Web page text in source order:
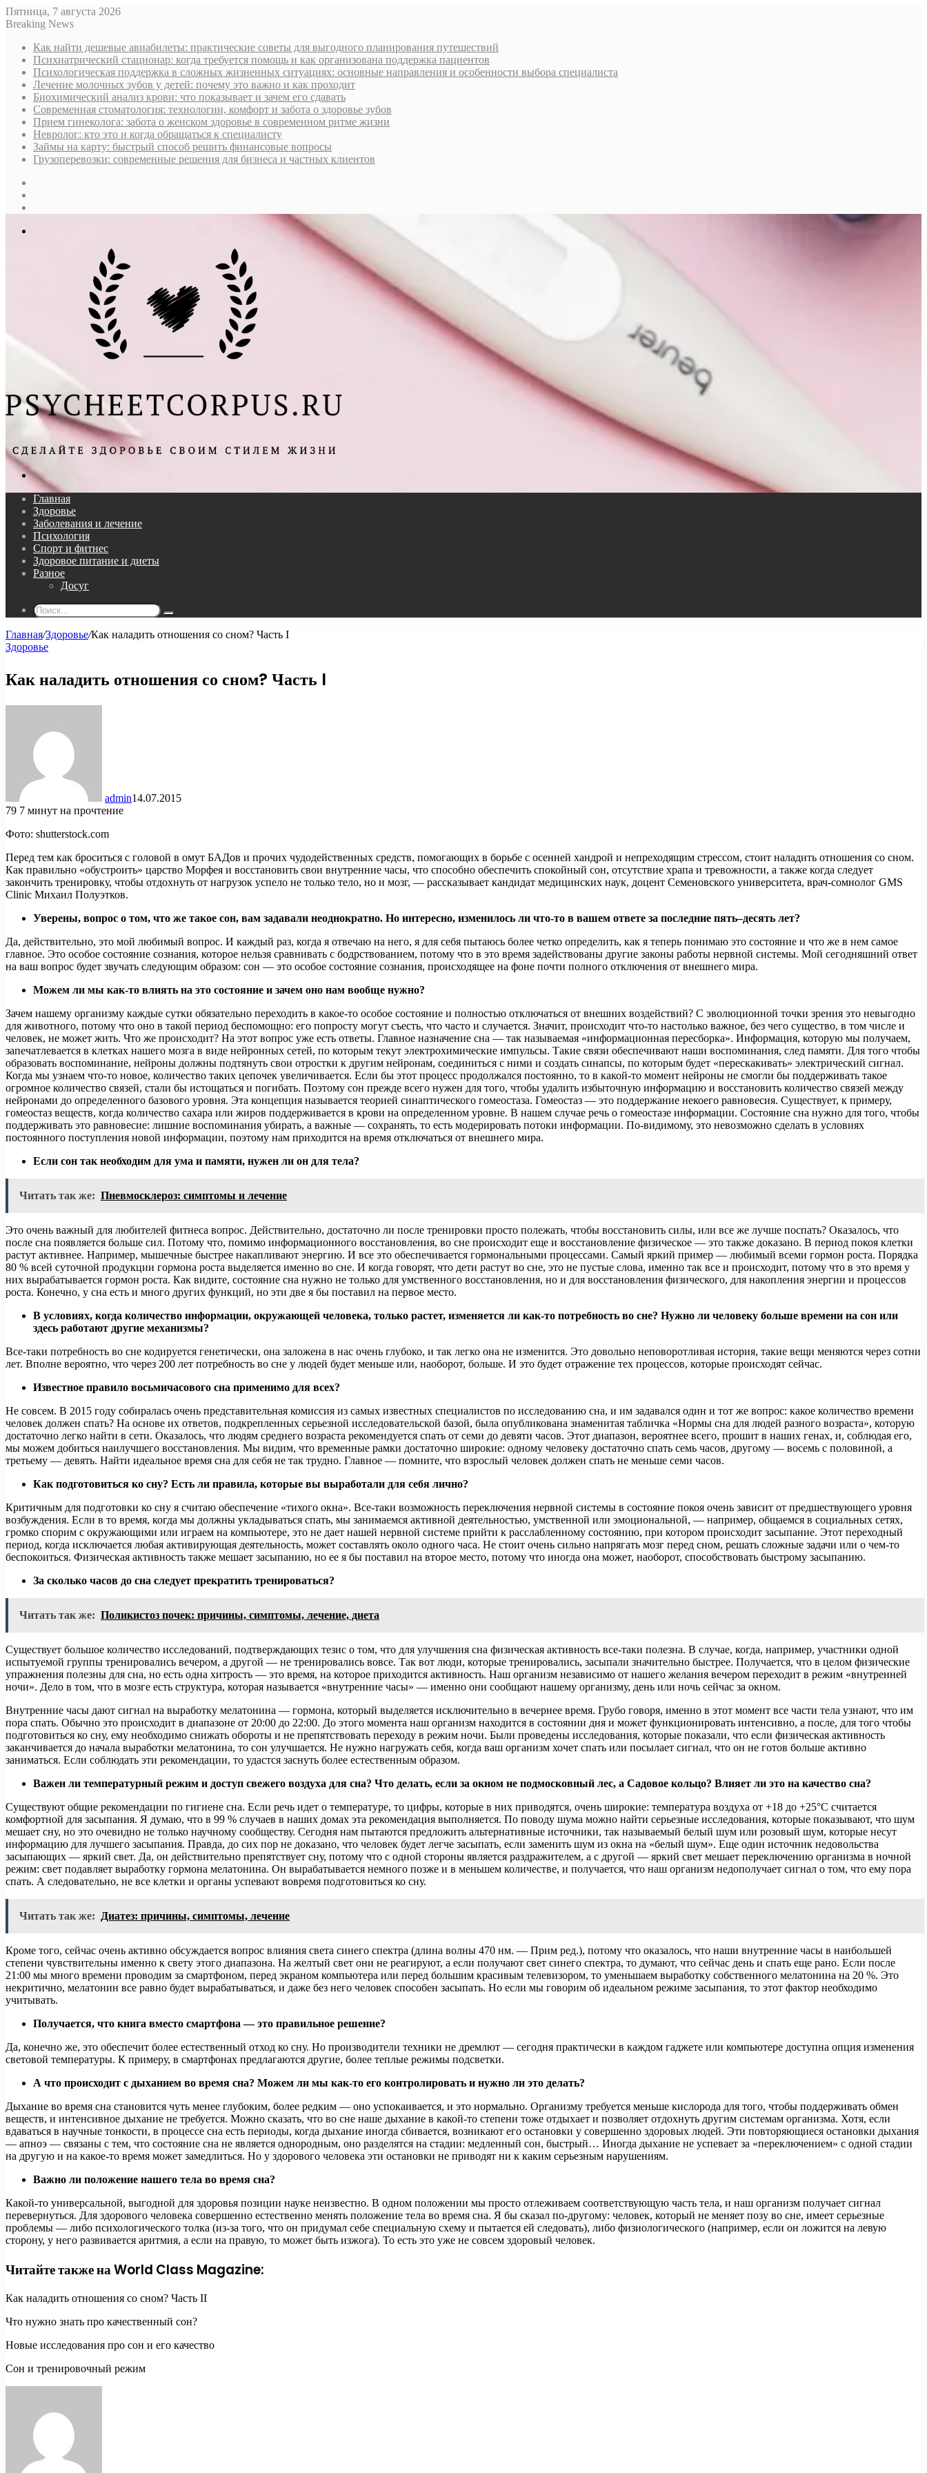
Пятница, 7 августа 2026
Breaking News
Как найти дешевые авиабилеты: практические советы для выгодного планирования путешествий
Психиатрический стационар: когда требуется помощь и как организована поддержка пациентов
Психологическая поддержка в сложных жизненных ситуациях: основные направления и особенности выбора специалиста
Лечение молочных зубов у детей: почему это важно и как проходит
Биохимический анализ крови: что показывает и зачем его сдавать
Современная стоматология: технологии, комфорт и забота о здоровье зубов
Прием гинеколога: забота о женском здоровье в современном ритме жизни
Невролог: кто это и когда обращаться к специалисту
Займы на карту: быстрый способ решить финансовые вопросы
Грузоперевозки: современные решения для бизнеса и частных клиентов
Поиск...
Главная
Здоровье
Заболевания и лечение
Психология
Спорт и фитнес
Здоровое питание и диеты
Разное
Досуг
Поиск...
Главная/Здоровье/Как наладить отношения со сном? Часть I
Здоровье
Как наладить отношения со сном? Часть I
admin14.07.2015
79 7 минут на прочтение
Фото: shutterstock.com
Перед тем как броситься с головой в омут БАДов и прочих чудодейственных средств, помогающих в борьбе с осенней хандрой и непреходящим стрессом, стоит наладить отношения со сном.
Как правильно «обустроить» царство Морфея и восстановить свои внутренние часы, что способно обеспечить спокойный сон, отсутствие храпа и тревожности, а также когда следует
закончить тренировку, чтобы отдохнуть от нагрузок успело не только тело, но и мозг, — рассказывает кандидат медицинских наук, доцент Семеновского университета, врач-сомнолог GMS
Clinic Михаил Полуэтков.
Уверены, вопрос о том, что же такое сон, вам задавали неоднократно. Но интересно, изменилось ли что-то в вашем ответе за последние пять–десять лет?
Да, действительно, это мой любимый вопрос. И каждый раз, когда я отвечаю на него, я для себя пытаюсь более четко определить, как я теперь понимаю это состояние и что же в нем самое
главное. Это особое состояние сознания, которое нельзя сравнивать с бодрствованием, потому что в это время задействованы другие законы работы нервной системы. Мой сегодняшний ответ
на ваш вопрос будет звучать следующим образом: сон — это особое состояние сознания, происходящее на фоне почти полного отключения от внешнего мира.
Можем ли мы как-то влиять на это состояние и зачем оно нам вообще нужно?
Зачем нашему организму каждые сутки обязательно переходить в какое-то особое состояние и полностью отключаться от внешних воздействий? С эволюционной точки зрения это невыгодно
для животного, потому что оно в такой период беспомощно: его попросту могут съесть, что часто и случается. Значит, происходит что-то настолько важное, без чего существо, в том числе и
человек, не может жить. Что же происходит? На этот вопрос уже есть ответы. Главное назначение сна — так называемая «информационная пересборка». Информация, которую мы получаем,
запечатлевается в клетках нашего мозга в виде нейронных сетей, по которым текут электрохимические импульсы. Такие связи обеспечивают наши воспоминания, след памяти. Для того чтобы
образовать воспоминание, нейроны должны подтянуть свои отростки к другим нейронам, соединиться с ними и создать синапсы, по которым будет «перескакивать» электрический сигнал.
Когда мы узнаем что-то новое, количество таких цепочек увеличивается. Если бы этот процесс продолжался постоянно, то в какой-то момент нейроны не смогли бы поддерживать такое
огромное количество связей, стали бы истощаться и погибать. Поэтому сон прежде всего нужен для того, чтобы удалить избыточную информацию и восстановить количество связей между
нейронами до определенного базового уровня. Эта концепция называется теорией синаптического гомеостаза. Гомеостаз — это поддержание некоего равновесия. Существует, к примеру,
гомеостаз веществ, когда количество сахара или жиров поддерживается в крови на определенном уровне. В нашем случае речь о гомеостазе информации. Состояние сна нужно для того, чтобы
поддерживать это равновесие: лишние воспоминания убирать, а важные — сохранять, то есть модерировать потоки информации. По-видимому, это невозможно сделать в условиях
постоянного поступления новой информации, поэтому нам приходится на время отключаться от внешнего мира.
Если сон так необходим для ума и памяти, нужен ли он для тела?
Читать так же: Пневмосклероз: симптомы и лечение
Это очень важный для любителей фитнеса вопрос. Действительно, достаточно ли после тренировки просто полежать, чтобы восстановить силы, или все же лучше поспать? Оказалось, что
после сна появляется больше сил. Потому что, помимо информационного восстановления, во сне происходит еще и восстановление физическое — это также доказано. В период покоя клетки
растут активнее. Например, мышечные быстрее накапливают энергию. И все это обеспечивается гормональными процессами. Самый яркий пример — любимый всеми гормон роста. Порядка
80 % всей суточной продукции гормона роста выделяется именно во сне. И когда говорят, что дети растут во сне, это не пустые слова, именно так все и происходит, потому что в это время у
них вырабатывается гормон роста. Как видите, состояние сна нужно не только для умственного восстановления, но и для восстановления физического, для накопления энергии и процессов
роста. Конечно, у сна есть и много других функций, но эти две я бы поставил на первое место.
В условиях, когда количество информации, окружающей человека, только растет, изменяется ли как-то потребность во сне? Нужно ли человеку больше времени на сон или
здесь работают другие механизмы?
Все-таки потребность во сне кодируется генетически, она заложена в нас очень глубоко, и так легко она не изменится. Это довольно неповоротливая история, такие вещи меняются через сотни
лет. Вполне вероятно, что через 200 лет потребность во сне у людей будет меньше или, наоборот, больше. И это будет отражение тех процессов, которые происходят сейчас.
Известное правило восьмичасового сна применимо для всех?
Не совсем. В 2015 году собиралась очень представительная комиссия из самых известных специалистов по исследованию сна, и им задавался один и тот же вопрос: какое количество времени
человек должен спать? На основе их ответов, подкрепленных серьезной исследовательской базой, была опубликована знаменитая табличка «Нормы сна для людей разного возраста», которую
достаточно легко найти в сети. Оказалось, что людям среднего возраста рекомендуется спать от семи до девяти часов. Этот диапазон, вероятнее всего, прошит в наших генах, и, соблюдая его,
мы можем добиться наилучшего восстановления. Мы видим, что временные рамки достаточно широкие: одному человеку достаточно спать семь часов, другому — восемь с половиной, а
третьему — девять. Найти идеальное время сна для себя не так трудно. Главное — помните, что взрослый человек должен спать не меньше семи часов.
Как подготовиться ко сну? Есть ли правила, которые вы выработали для себя лично?
Критичным для подготовки ко сну я считаю обеспечение «тихого окна». Все-таки возможность переключения нервной системы в состояние покоя очень зависит от предшествующего уровня
возбуждения. Если в то время, когда мы должны укладываться спать, мы занимаемся активной деятельностью, умственной или эмоциональной, — например, общаемся в социальных сетях,
громко спорим с окружающими или играем на компьютере, это не дает нашей нервной системе прийти к расслабленному состоянию, при котором происходит засыпание. Этот переходный
период, когда исключается любая активирующая деятельность, может составлять около одного часа. Не стоит очень сильно напрягать мозг перед сном, решать сложные задачи или о чем-то
беспокоиться. Физическая активность также мешает засыпанию, но ее я бы поставил на второе место, потому что иногда она может, наоборот, способствовать быстрому засыпанию.
За сколько часов до сна следует прекратить тренироваться?
Читать так же: Поликистоз почек: причины, симптомы, лечение, диета
Существует большое количество исследований, подтверждающих тезис о том, что для улучшения сна физическая активность все-таки полезна. В случае, когда, например, участники одной
испытуемой группы тренировались вечером, а другой — не тренировались вовсе. Так вот люди, которые тренировались, засыпали значительно быстрее. Получается, что в целом физические
упражнения полезны для сна, но есть одна хитрость — это время, на которое приходится активность. Наш организм независимо от нашего желания вечером переходит в режим «внутренней
ночи». Дело в том, что в мозге есть структура, которая называется «внутренние часы» — именно они сообщают нашему организму, день или ночь сейчас за окном.
Внутренние часы дают сигнал на выработку мелатонина — гормона, который выделяется исключительно в вечернее время. Грубо говоря, именно в этот момент все части тела узнают, что им
пора спать. Обычно это происходит в диапазоне от 20:00 до 22:00. До этого момента наш организм находится в состоянии дня и может функционировать интенсивно, а после, для того чтобы
подготовиться ко сну, ему необходимо снижать обороты и не препятствовать переходу в режим ночи. Были проведены исследования, которые показали, что если физическая активность
заканчивается до начала выработки мелатонина, то сон улучшается. Не нужно нагружать себя, когда ваш организм хочет спать или посылает сигнал, что он не готов больше активно
заниматься. Если соблюдать эти рекомендации, то удастся заснуть более естественным образом.
Важен ли температурный режим и доступ свежего воздуха для сна? Что делать, если за окном не подмосковный лес, а Садовое кольцо? Влияет ли это на качество сна?
Существуют общие рекомендации по гигиене сна. Если речь идет о температуре, то цифры, которые в них приводятся, очень широкие: температура воздуха от +18 до +25°С считается
комфортной для засыпания. Я думаю, что в 99 % случаев в наших домах эта рекомендация выполняется. По поводу шума можно найти серьезные исследования, которые показывают, что шум
мешает сну, но это очевидно не только научному сообществу. Сегодня нам пытаются предложить альтернативные источники, так называемый белый шум или розовый шум, которые несут
информацию для лучшего засыпания. Правда, до сих пор не доказано, что человек будет легче засыпать, если заменить шум из окна на «белый шум». Еще один источник недовольства
засыпающих — яркий свет. Да, он действительно препятствует сну, потому что с одной стороны является раздражителем, а с другой — яркий свет мешает переключению организма в ночной
режим: свет подавляет выработку гормона мелатонина. Он вырабатывается немного позже и в меньшем количестве, и получается, что наш организм недополучает сигнал о том, что ему пора
спать. А следовательно, не все клетки и органы успевают вовремя подготовиться ко сну.
Читать так же: Диатез: причины, симптомы, лечение
Кроме того, сейчас очень активно обсуждается вопрос влияния света синего спектра (длина волны 470 нм. — Прим ред.), потому что оказалось, что наши внутренние часы в наибольшей
степени чувствительны именно к свету этого диапазона. На желтый свет они не реагируют, а если получают свет синего спектра, то думают, что сейчас день и спать еще рано. Если после
21:00 мы много времени проводим за смартфоном, перед экраном компьютера или перед большим красивым телевизором, то уменьшаем выработку собственного мелатонина на 20 %. Это
некритично, мелатонин все равно будет вырабатываться, и даже без него человек способен засыпать. Но если мы говорим об идеальном режиме засыпания, то этот фактор необходимо
учитывать.
Получается, что книга вместо смартфона — это правильное решение?
Да, конечно же, это обеспечит более естественный отход ко сну. Но производители техники не дремлют — сегодня практически в каждом гаджете или компьютере доступна опция изменения
световой температуры. К примеру, в смартфонах предлагаются другие, более теплые режимы подсветки.
А что происходит с дыханием во время сна? Можем ли мы как-то его контролировать и нужно ли это делать?
Дыхание во время сна становится чуть менее глубоким, более редким — оно успокаивается, и это нормально. Организму требуется меньше кислорода для того, чтобы поддерживать обмен
веществ, и интенсивное дыхание не требуется. Можно сказать, что во сне наше дыхание в какой-то степени тоже отдыхает и позволяет отдохнуть другим системам организма. Хотя, если
вдаваться в научные тонкости, в процессе сна есть периоды, когда дыхание иногда сбивается, возникают его остановки у совершенно здоровых людей. Эти повторяющиеся остановки дыхания
— апноэ — связаны с тем, что состояние сна не является однородным, оно разделятся на стадии: медленный сон, быстрый… Иногда дыхание не успевает за «переключением» с одной стадии
на другую и на какое-то время может замедлиться. Но у здорового человека эти остановки не приводят ни к каким серьезным нарушениям.
Важно ли положение нашего тела во время сна?
Какой-то универсальной, выгодной для здоровья позиции науке неизвестно. В одном положении мы просто отлеживаем соответствующую часть тела, и наш организм получает сигнал
перевернуться. Для здорового человека совершенно естественно менять положение тела во время сна. Я бы сказал по-другому: человек, который не меняет позу во сне, имеет серьезные
проблемы — либо психологического толка (из-за того, что он придумал себе специальную схему и пытается ей следовать), либо физиологического (например, если он ложится на левую
сторону, у него развивается аритмия, а если на правую, то может быть изжога). То есть это уже не совсем здоровый человек.
Читайте также на World Class Magazine:
Как наладить отношения со сном? Часть II
Что нужно знать про качественный сон?
Новые исследования про сон и его качество
Сон и тренировочный режим